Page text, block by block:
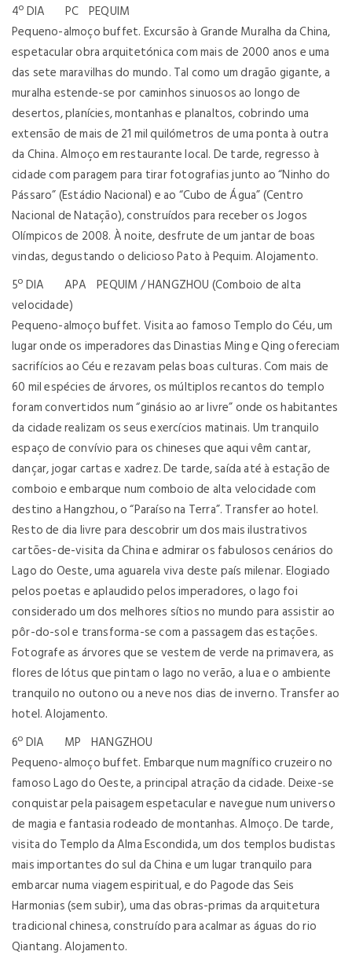
4º DIA PC PEQUIM
Pequeno-almoço buffet. Excursão à Grande Muralha da China,
espetacular obra arquitetónica com mais de 2000 anos e uma
das sete maravilhas do mundo. Tal como um dragão gigante, a
muralha estende-se por caminhos sinuosos ao longo de
desertos, planícies, montanhas e planaltos, cobrindo uma
extensão de mais de 21 mil quilómetros de uma ponta à outra
da China. Almoço em restaurante local. De tarde, regresso à
cidade com paragem para tirar fotografias junto ao “Ninho do
Pássaro” (Estádio Nacional) e ao “Cubo de Água” (Centro
Nacional de Natação), construídos para receber os Jogos
Olímpicos de 2008. À noite, desfrute de um jantar de boas
vindas, degustando o delicioso Pato à Pequim. Alojamento.
5º DIA APA PEQUIM / HANGZHOU (Comboio de alta
velocidade)
Pequeno-almoço buffet. Visita ao famoso Templo do Céu, um
lugar onde os imperadores das Dinastias Ming e Qing ofereciam
sacrifícios ao Céu e rezavam pelas boas culturas. Com mais de
60 mil espécies de árvores, os múltiplos recantos do templo
foram convertidos num “ginásio ao ar livre” onde os habitantes
da cidade realizam os seus exercícios matinais. Um tranquilo
espaço de convívio para os chineses que aqui vêm cantar,
dançar, jogar cartas e xadrez. De tarde, saída até à estação de
comboio e embarque num comboio de alta velocidade com
destino a Hangzhou, o “Paraíso na Terra”. Transfer ao hotel.
Resto de dia livre para descobrir um dos mais ilustrativos
cartões-de-visita da China e admirar os fabulosos cenários do
Lago do Oeste, uma aguarela viva deste país milenar. Elogiado
pelos poetas e aplaudido pelos imperadores, o lago foi
considerado um dos melhores sítios no mundo para assistir ao
pôr-do-sol e transforma-se com a passagem das estações.
Fotografe as árvores que se vestem de verde na primavera, as
flores de lótus que pintam o lago no verão, a lua e o ambiente
tranquilo no outono ou a neve nos dias de inverno. Transfer ao
hotel. Alojamento.
6º DIA MP HANGZHOU
Pequeno-almoço buffet. Embarque num magnífico cruzeiro no
famoso Lago do Oeste, a principal atração da cidade. Deixe-se
conquistar pela paisagem espetacular e navegue num universo
de magia e fantasia rodeado de montanhas. Almoço. De tarde,
visita do Templo da Alma Escondida, um dos templos budistas
mais importantes do sul da China e um lugar tranquilo para
embarcar numa viagem espiritual, e do Pagode das Seis
Harmonias (sem subir), uma das obras-primas da arquitetura
tradicional chinesa, construído para acalmar as águas do rio
Qiantang. Alojamento.